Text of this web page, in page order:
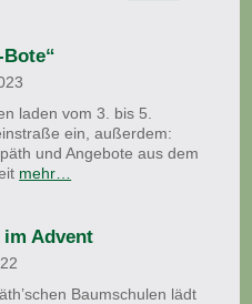
laden vom 3. bis 5.
ein, außerdem:
und Angebote aus dem
mehr…
Advent
Baumschulen lädt